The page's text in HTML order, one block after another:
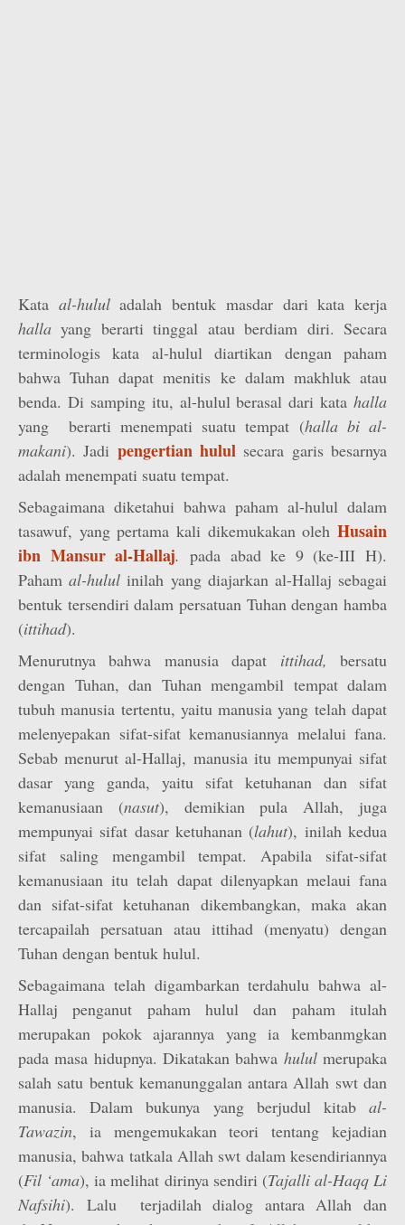
Kata al-hululadalah bentuk masdar dari kata kerja
halla yang berarti tinggal atau berdiam diri. Secara
terminologis kata al-hulul diartikan dengan paham
bahwa Tuhan dapat menitis ke dalam makhluk atau
benda. Di samping itu, al-hulul berasal dari kata halla
yang berarti menempati suatu tempat (halla bi al-
makani). Jadi pengertian hulul secara garis besarnya
adalah menempati suatu tempat.
Sebagaimana diketahui bahwa paham al-hulul dalam
tasawuf, yang pertama kali dikemukakan oleh Husain
ibn Mansur al-Hallaj. pada abad ke 9 (ke-III H).
Pahamal-hulul inilah yang diajarkan al-Hallaj sebagai
bentuk tersendiri dalam persatuan Tuhan dengan hamba
(ittihad).
Menurutnya bahwa manusia dapat ittihad,bersatu
dengan Tuhan, dan Tuhan mengambil tempat dalam
tubuh manusia tertentu, yaitu manusia yang telah dapat
melenyepakan sifat-sifat kemanusiannya melalui fana.
Sebab menurut al-Hallaj, manusia itu mempunyai sifat
dasar yang ganda, yaitu sifat ketuhanan dan sifat
kemanusiaan (nasut), demikian pula Allah, juga
mempunyai sifat dasar ketuhanan (lahut), inilah kedua
sifat saling mengambil tempat. Apabila sifat-sifat
kemanusiaan itu telah dapat dilenyapkan melaui fana
dan sifat-sifat ketuhanan dikembangkan, maka akan
tercapailah persatuan atau ittihad (menyatu) dengan
Tuhan dengan bentuk hulul.
Sebagaimana telah digambarkan terdahulu bahwa al-
Hallaj penganut paham hulul dan paham itulah
merupakan pokok ajarannya yang ia kembanmgkan
pada masa hidupnya. Dikatakan bahwa hululmerupaka
salah satu bentuk kemanunggalan antara Allah swt dan
manusia. Dalam bukunya yang berjudul kitab al-
Tawazin, ia mengemukakan teori tentang kejadian
manusia, bahwa tatkala Allah swt dalam kesendiriannya
(Fil ‘ama), ia melihat dirinya sendiri (Tajalli al-Haqq Li
Nafsihi). Lalu terjadilah dialog antara Allah dan